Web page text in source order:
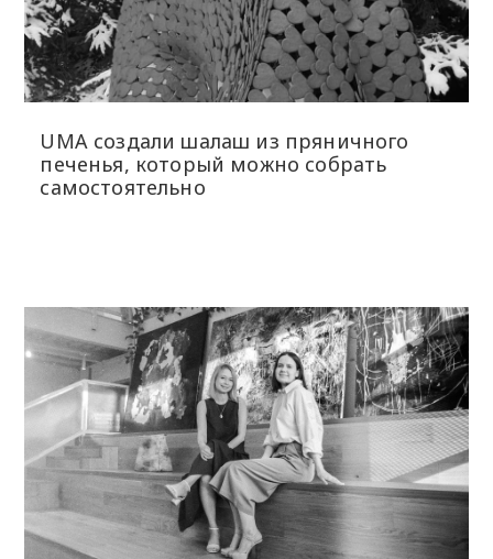
UMA создали шалаш из пряничного
печенья, который можно собрать
самостоятельно